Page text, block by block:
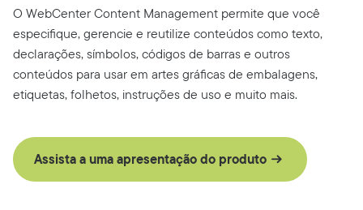
O WebCenter Content Management permite que você
especifique, gerencie e reutilize conteúdos como texto,
declarações, símbolos, códigos de barras e outros
conteúdos para usar em artes gráficas de embalagens,
etiquetas, folhetos, instruções de uso e muito mais.
Assista a uma apresentação do produto